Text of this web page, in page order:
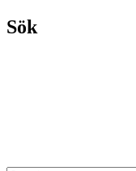
Sök